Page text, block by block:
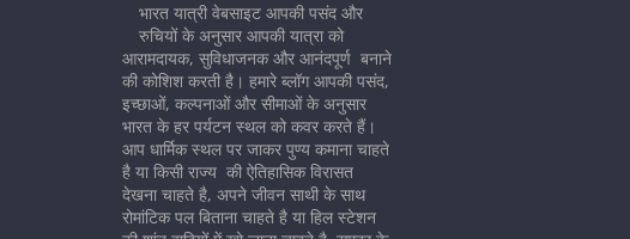
भारत यात्री वेबसाइट आपकी पसंद और
रुचियों के अनुसार आपकी यात्रा को
आरामदायक, सुविधाजनक और आनंदपूर्ण बनाने
की कोशिश करती है। हमारे ब्लॉग आपकी पसंद,
इच्छाओं, कल्पनाओं और सीमाओं के अनुसार
भारत के हर पर्यटन स्थल को कवर करते हैं।
आप धार्मिक स्थल पर जाकर पुण्य कमाना चाहते
है या किसी राज्य की ऐतिहासिक विरासत
देखना चाहते है, अपने जीवन साथी के साथ
रोमांटिक पल बिताना चाहते है या हिल स्टेशन